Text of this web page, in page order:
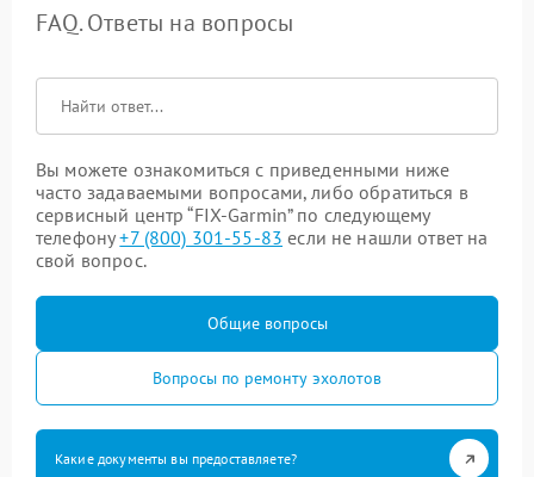
FAQ. Ответы на вопросы
Вы можете ознакомиться с приведенными ниже
часто задаваемыми вопросами, либо обратиться в
сервисный центр “FIX-Garmin” по следующему
телефону+7 (800) 301-55-83 если не нашли ответ на
свой вопрос.
Общие вопросы
Вопросы по ремонту эхолотов
Какие документы вы предоставляете?